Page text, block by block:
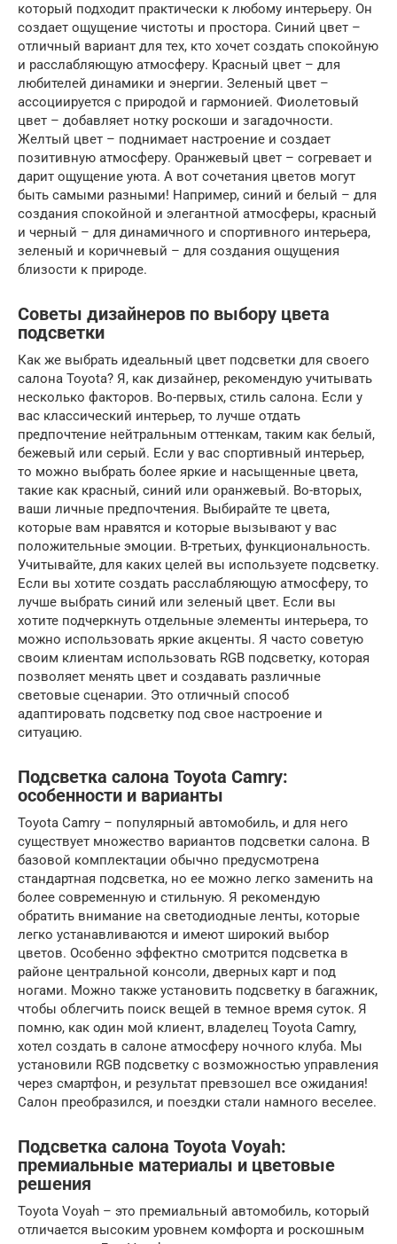
который подходит практически к любому интерьеру. Он
создает ощущение чистоты и простора. Синий цвет –
отличный вариант для тех, кто хочет создать спокойную
и расслабляющую атмосферу. Красный цвет – для
любителей динамики и энергии. Зеленый цвет –
ассоциируется с природой и гармонией. Фиолетовый
цвет – добавляет нотку роскоши и загадочности.
Желтый цвет – поднимает настроение и создает
позитивную атмосферу. Оранжевый цвет – согревает и
дарит ощущение уюта. А вот сочетания цветов могут
быть самыми разными! Например, синий и белый – для
создания спокойной и элегантной атмосферы, красный
и черный – для динамичного и спортивного интерьера,
зеленый и коричневый – для создания ощущения
близости к природе.
Советы дизайнеров по выбору цвета
подсветки
Как же выбрать идеальный цвет подсветки для своего
салона Toyota? Я, как дизайнер, рекомендую учитывать
несколько факторов. Во-первых, стиль салона. Если у
вас классический интерьер, то лучше отдать
предпочтение нейтральным оттенкам, таким как белый,
бежевый или серый. Если у вас спортивный интерьер,
то можно выбрать более яркие и насыщенные цвета,
такие как красный, синий или оранжевый. Во-вторых,
ваши личные предпочтения. Выбирайте те цвета,
которые вам нравятся и которые вызывают у вас
положительные эмоции. В-третьих, функциональность.
Учитывайте, для каких целей вы используете подсветку.
Если вы хотите создать расслабляющую атмосферу, то
лучше выбрать синий или зеленый цвет. Если вы
хотите подчеркнуть отдельные элементы интерьера, то
можно использовать яркие акценты. Я часто советую
своим клиентам использовать RGB подсветку, которая
позволяет менять цвет и создавать различные
световые сценарии. Это отличный способ
адаптировать подсветку под свое настроение и
ситуацию.
Подсветка салона Toyota Camry:
особенности и варианты
Toyota Camry – популярный автомобиль, и для него
существует множество вариантов подсветки салона. В
базовой комплектации обычно предусмотрена
стандартная подсветка, но ее можно легко заменить на
более современную и стильную. Я рекомендую
обратить внимание на светодиодные ленты, которые
легко устанавливаются и имеют широкий выбор
цветов. Особенно эффектно смотрится подсветка в
районе центральной консоли, дверных карт и под
ногами. Можно также установить подсветку в багажник,
чтобы облегчить поиск вещей в темное время суток. Я
помню, как один мой клиент, владелец Toyota Camry,
хотел создать в салоне атмосферу ночного клуба. Мы
установили RGB подсветку с возможностью управления
через смартфон, и результат превзошел все ожидания!
Салон преобразился, и поездки стали намного веселее.
Подсветка салона Toyota Voyah:
премиальные материалы и цветовые
решения
Toyota Voyah – это премиальный автомобиль, который
отличается высоким уровнем комфорта и роскошным